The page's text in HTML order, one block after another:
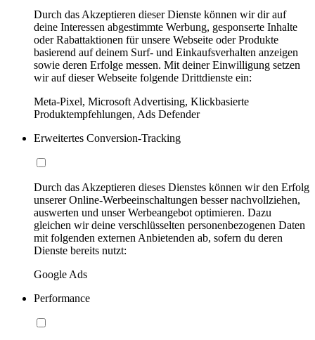
Durch das Akzeptieren dieser Dienste können wir dir auf
deine Interessen abgestimmte Werbung, gesponserte Inhalte
oder Rabattaktionen für unsere Webseite oder Produkte
basierend auf deinem Surf- und Einkaufsverhalten anzeigen
sowie deren Erfolge messen. Mit deiner Einwilligung setzen
wir auf dieser Webseite folgende Drittdienste ein:
Meta-Pixel, Microsoft Advertising, Klickbasierte
Produktempfehlungen, Ads Defender
Erweitertes Conversion-Tracking
Durch das Akzeptieren dieses Dienstes können wir den Erfolg
unserer Online-Werbeeinschaltungen besser nachvollziehen,
auswerten und unser Werbeangebot optimieren. Dazu
gleichen wir deine verschlüsselten personenbezogenen Daten
mit folgenden externen Anbietenden ab, sofern du deren
Dienste bereits nutzt:
Google Ads
Performance